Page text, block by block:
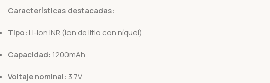
Características destacadas:
Tipo: Li-ion INR (Ion de litio con níquel)
Capacidad: 1200mAh
Voltaje nominal: 3.7V